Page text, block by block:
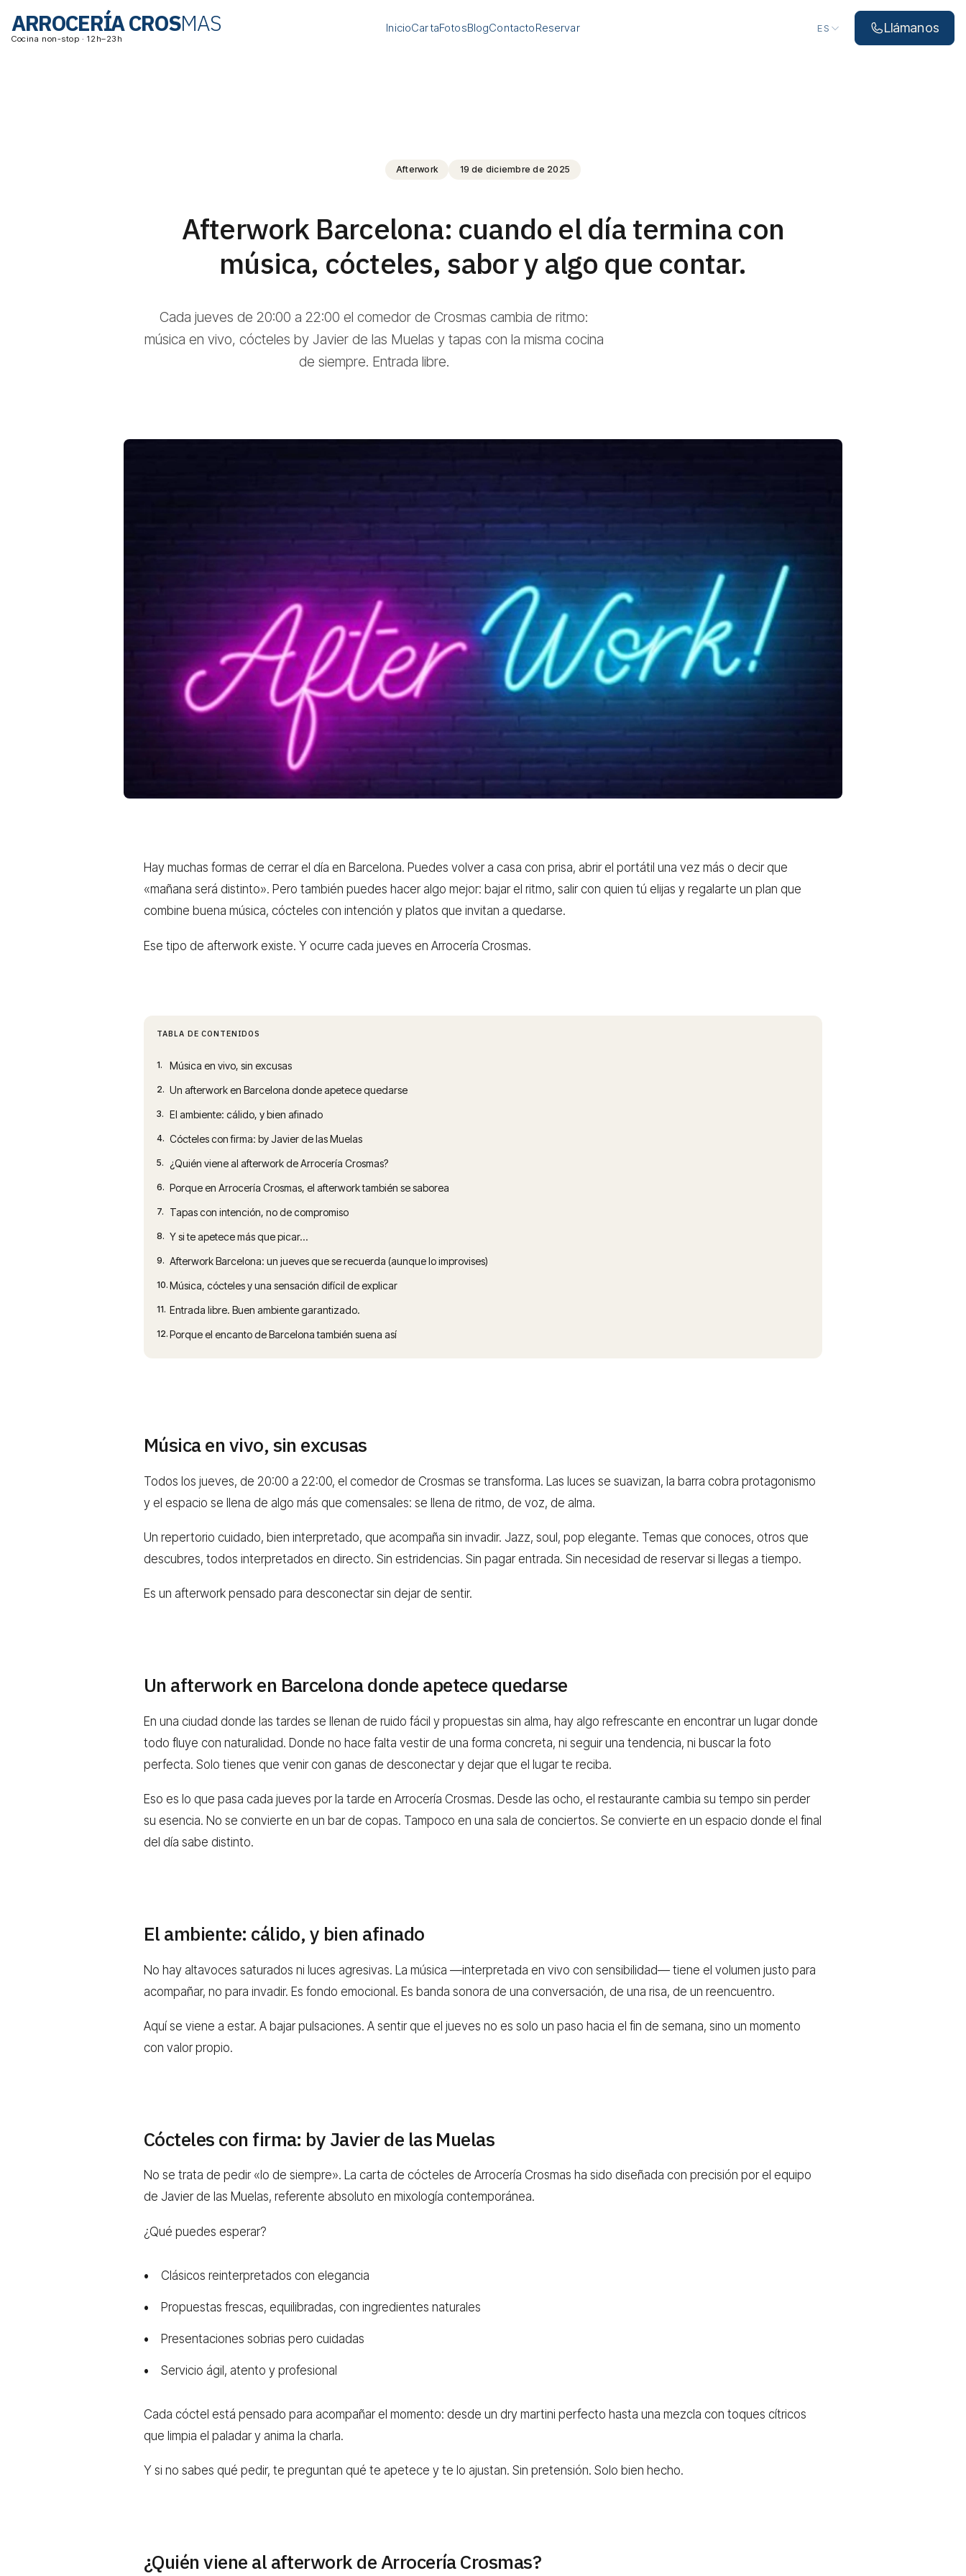
ARROCERÍA CROSMAS
Cocina non-stop · 12h–23h
InicioCartaFotosBlogContactoReservar
Elegir idioma
ES Llámanos
Afterwork 19 de diciembre de 2025
Afterwork Barcelona: cuando el día termina con
música, cócteles, sabor y algo que contar.
Cada jueves de 20:00 a 22:00 el comedor de Crosmas cambia de ritmo:
música en vivo, cócteles by Javier de las Muelas y tapas con la misma cocina
de siempre. Entrada libre.
Hay muchas formas de cerrar el día en Barcelona. Puedes volver a casa con prisa, abrir el portátil una vez más o decir que
«mañana será distinto». Pero también puedes hacer algo mejor: bajar el ritmo, salir con quien tú elijas y regalarte un plan que
combine buena música, cócteles con intención y platos que invitan a quedarse.
Ese tipo de afterwork existe. Y ocurre cada jueves en Arrocería Crosmas.
TABLA DE CONTENIDOS
1. Música en vivo, sin excusas
2. Un afterwork en Barcelona donde apetece quedarse
3. El ambiente: cálido, y bien afinado
4. Cócteles con firma: by Javier de las Muelas
5. ¿Quién viene al afterwork de Arrocería Crosmas?
6. Porque en Arrocería Crosmas, el afterwork también se saborea
7. Tapas con intención, no de compromiso
8. Y si te apetece más que picar…
9. Afterwork Barcelona: un jueves que se recuerda (aunque lo improvises)
10. Música, cócteles y una sensación difícil de explicar
11. Entrada libre. Buen ambiente garantizado.
12. Porque el encanto de Barcelona también suena así
Música en vivo, sin excusas
Todos los jueves, de 20:00 a 22:00, el comedor de Crosmas se transforma. Las luces se suavizan, la barra cobra protagonismo
y el espacio se llena de algo más que comensales: se llena de ritmo, de voz, de alma.
Un repertorio cuidado, bien interpretado, que acompaña sin invadir. Jazz, soul, pop elegante. Temas que conoces, otros que
descubres, todos interpretados en directo. Sin estridencias. Sin pagar entrada. Sin necesidad de reservar si llegas a tiempo.
Es un afterwork pensado para desconectar sin dejar de sentir.
Un afterwork en Barcelona donde apetece quedarse
En una ciudad donde las tardes se llenan de ruido fácil y propuestas sin alma, hay algo refrescante en encontrar un lugar donde
todo fluye con naturalidad. Donde no hace falta vestir de una forma concreta, ni seguir una tendencia, ni buscar la foto
perfecta. Solo tienes que venir con ganas de desconectar y dejar que el lugar te reciba.
Eso es lo que pasa cada jueves por la tarde en Arrocería Crosmas. Desde las ocho, el restaurante cambia su tempo sin perder
su esencia. No se convierte en un bar de copas. Tampoco en una sala de conciertos. Se convierte en un espacio donde el final
del día sabe distinto.
El ambiente: cálido, y bien afinado
No hay altavoces saturados ni luces agresivas. La música —interpretada en vivo con sensibilidad— tiene el volumen justo para
acompañar, no para invadir. Es fondo emocional. Es banda sonora de una conversación, de una risa, de un reencuentro.
Aquí se viene a estar. A bajar pulsaciones. A sentir que el jueves no es solo un paso hacia el fin de semana, sino un momento
con valor propio.
Cócteles con firma: by Javier de las Muelas
No se trata de pedir «lo de siempre». La carta de cócteles de Arrocería Crosmas ha sido diseñada con precisión por el equipo
de Javier de las Muelas, referente absoluto en mixología contemporánea.
¿Qué puedes esperar?
Clásicos reinterpretados con elegancia
Propuestas frescas, equilibradas, con ingredientes naturales
Presentaciones sobrias pero cuidadas
Servicio ágil, atento y profesional
Cada cóctel está pensado para acompañar el momento: desde un dry martini perfecto hasta una mezcla con toques cítricos
que limpia el paladar y anima la charla.
Y si no sabes qué pedir, te preguntan qué te apetece y te lo ajustan. Sin pretensión. Solo bien hecho.
¿Quién viene al afterwork de Arrocería Crosmas?